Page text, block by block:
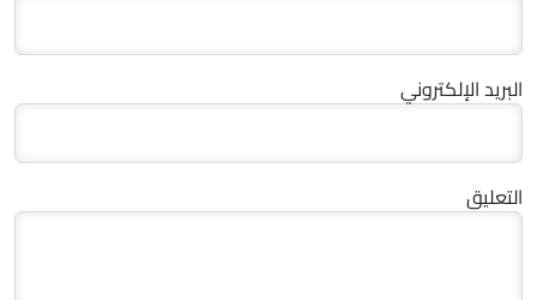
البريد الإلكتروني
التعليق